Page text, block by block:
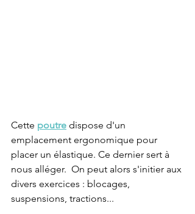
Cette poutre dispose d'un
emplacement ergonomique pour
placer un élastique. Ce dernier sert à
nous alléger.  On peut alors s'initier aux
divers exercices : blocages,
suspensions, tractions...